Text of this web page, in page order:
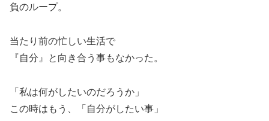
負のループ。
当たり前の忙しい生活で
『自分』と向き合う事もなかった。
「私は何がしたいのだろうか」
この時はもう、「自分がしたい事」